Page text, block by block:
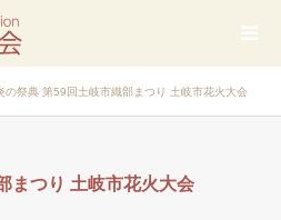
の祭典 第59回土岐市織部まつり 土岐市花火大会
まつり 土岐市花火大会